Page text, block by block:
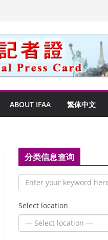
ABOUT IFAA 繁体中文
分类信息查询
Select location